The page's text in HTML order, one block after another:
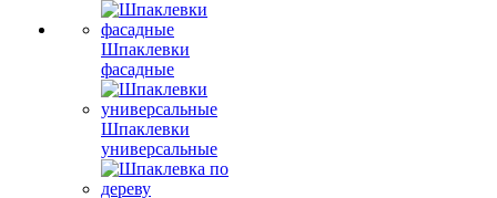
Шпаклевки
фасадные
Шпаклевки
универсальные